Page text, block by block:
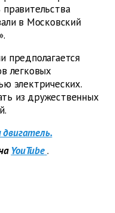
в Московский
предполагается
легковых
электрических.
из дружественных
двигатель.
YouTube.